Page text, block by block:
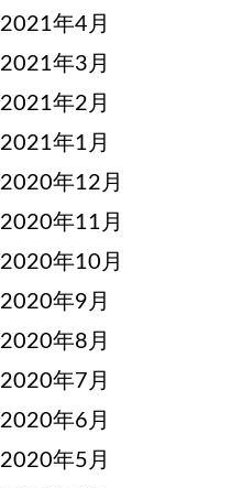
2021年4月
2021年3月
2021年2月
2021年1月
2020年12月
2020年11月
2020年10月
2020年9月
2020年8月
2020年7月
2020年6月
2020年5月